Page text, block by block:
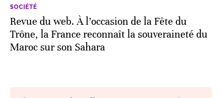
Revue du web. À l’occasion de la Fête du
Trône, la France reconnaît la souveraineté du
Maroc sur son Sahara